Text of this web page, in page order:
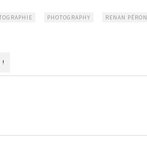
PHOTOGRAPHY RENAN PÉRON
!